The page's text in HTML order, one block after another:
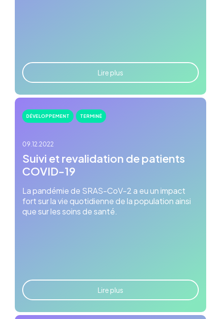
Lire plus
DÉVELOPPEMENT TERMINÉ
09.12.2022
Suivi et revalidation de patients
COVID-19
La pandémie de SRAS-CoV-2 a eu un impact
fort sur la vie quotidienne de la population ainsi
que sur les soins de santé.
Lire plus